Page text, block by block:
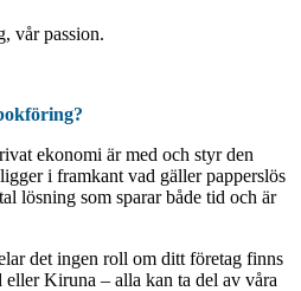
vår passion.
ekonomi är med och styr den
i framkant vad gäller papperslös
lösning som sparar både tid och är
det ingen roll om ditt företag finns
Kiruna – alla kan ta del av våra